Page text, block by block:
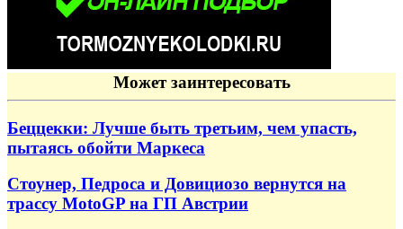
Может заинтересовать
Беццекки: Лучше быть третьим, чем упасть,
пытаясь обойти Маркеса
Стоунер, Педроса и Довициозо вернутся на
трассу MotoGP на ГП Австрии